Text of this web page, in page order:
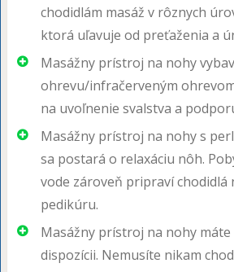
chodidlám masáž v rôznych
ktorá uľavuje od preťaženia a
Masážny prístroj na nohy
ohrevu/infračerveným
na uvoľnenie svalstva a
Masážny prístroj na nohy s
sa postará o relaxáciu nôh.
vode zároveň pripraví chodidlá
pedikúru.
Masážny prístroj na nohy
dispozícii. Nemusíte nikam